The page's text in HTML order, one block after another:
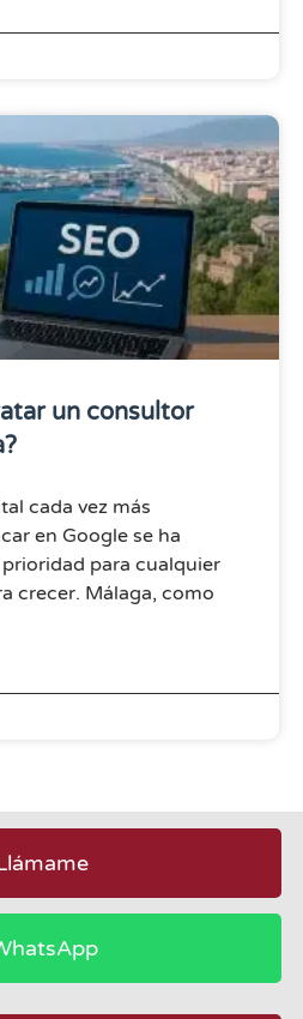
un consultor
cada vez más
para cualquier
crecer. Málaga, como